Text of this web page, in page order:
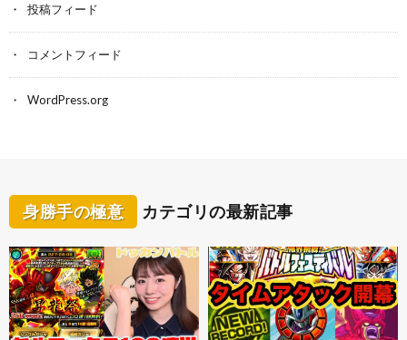
投稿フィード
コメントフィード
WordPress.org
身勝手の極意 カテゴリの最新記事